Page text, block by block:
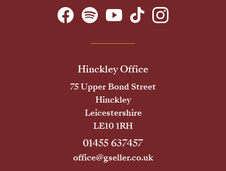
Hinckley Office
75 Upper Bond Street
Hinckley
Leicestershire
LE10 1RH
01455 637457
office@gseller.co.uk